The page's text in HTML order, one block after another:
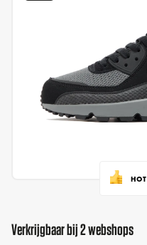
HOT
Verkrijgbaar bij 2 webshops